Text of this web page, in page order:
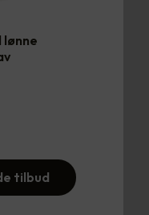
lønne
tilbud